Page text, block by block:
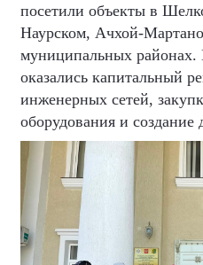
посетили объекты в
Наурском, Ачхой-
муниципальных районах.
оказались капитальный
инженерных сетей,
оборудования и создание